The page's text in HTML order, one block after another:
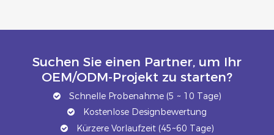
Suchen Sie einen Partner, um Ihr
OEM/ODM-Projekt zu starten?
Schnelle Probenahme (5 ~ 10 Tage)
Kostenlose Designbewertung
Kürzere Vorlaufzeit (45~60 Tage)